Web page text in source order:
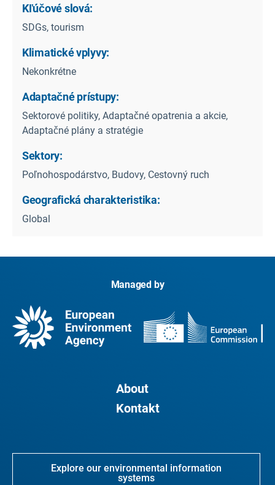
Kľúčové slová:
SDGs, tourism
Klimatické vplyvy:
Nekonkrétne
Adaptačné prístupy:
Sektorové politiky, Adaptačné opatrenia a akcie,
Adaptačné plány a stratégie
Sektory:
Poľnohospodárstvo, Budovy, Cestovný ruch
Geografická charakteristika:
Global
Managed by
About
Kontakt
Explore our environmental information
systems